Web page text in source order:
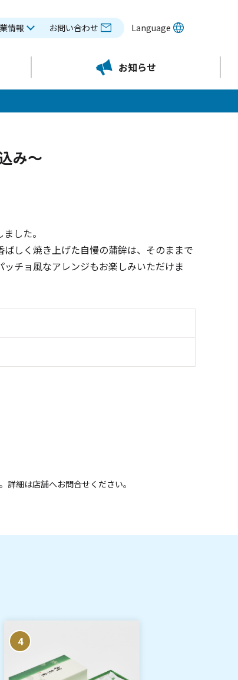
情報 お問い合わせ Language
お知らせ
み～
した。
しく焼き上げた自慢の蒲鉾は、そのままで
チョ風なアレンジもお楽しみいただけま
細は店舗へお問合せください。
4